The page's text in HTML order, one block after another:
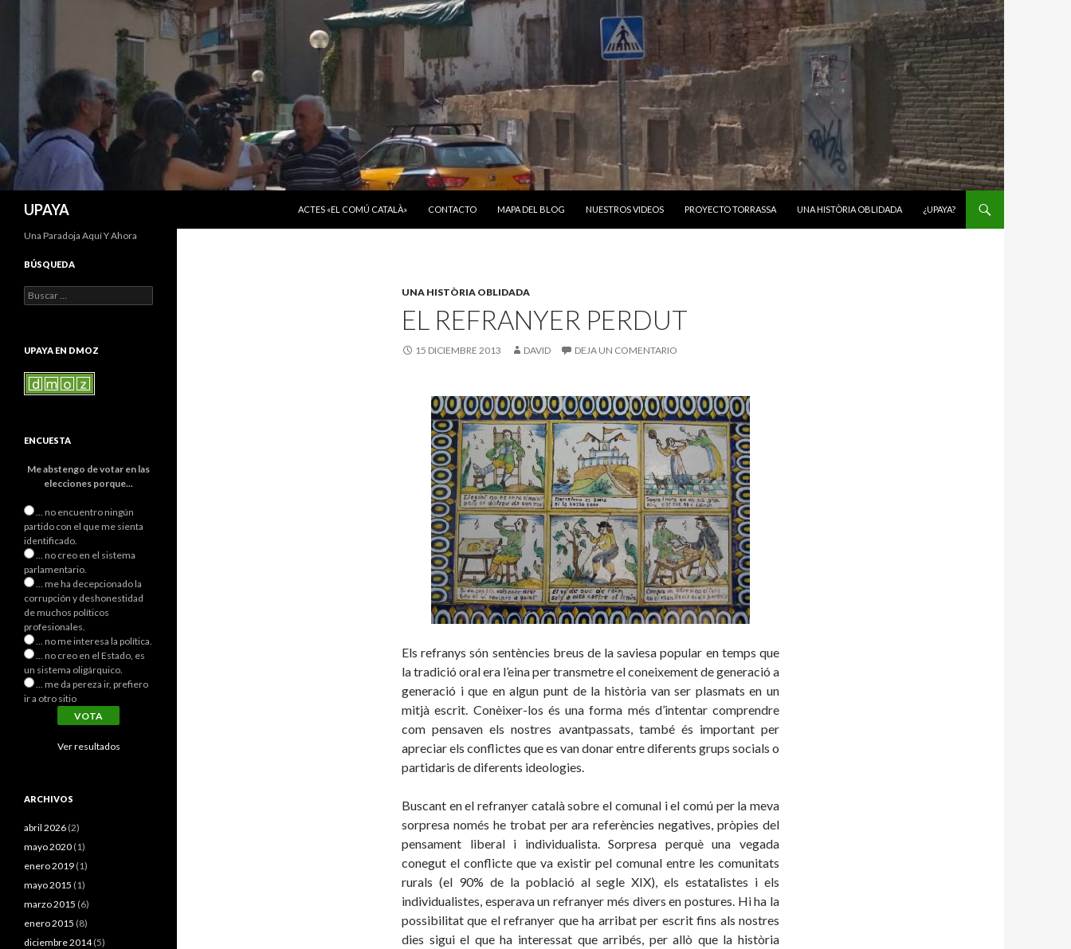
UPAYA
ACTES «EL COMÚ CATALÀ»
CONTACTO MAPA DEL BLOG NUESTROS VIDEOS PROYECTO TORRASSA UNA HISTÒRIA OBLIDADA ¿UPAYA?
UNA HISTÒRIA OBLIDADA
EL REFRANYER PERDUT
15 DICIEMBRE 2013 DAVID DEJA UN COMENTARIO
Els refranys són sentències breus de la saviesa popular en temps que
la tradició oral era l’eina per transmetre el coneixement de generació a
generació i que en algun punt de la història van ser plasmats en un
mitjà escrit. Conèixer-los és una forma més d’intentar comprendre
com pensaven els nostres avantpassats, també és important per
apreciar els conflictes que es van donar entre diferents grups socials o
partidaris de diferents ideologies.
Buscant en el refranyer català sobre el comunal i el comú per la meva
sorpresa només he trobat per ara referències negatives, pròpies del
pensament liberal i individualista. Sorpresa perquè una vegada
conegut el conflicte que va existir pel comunal entre les comunitats
rurals (el 90% de la població al segle XIX), els estatalistes i els
individualistes, esperava un refranyer més divers en postures. Hi ha la
possibilitat que el refranyer que ha arribat per escrit fins als nostres
dies sigui el que ha interessat que arribés, per allò que la història
Una Paradoja Aquí Y Ahora
BÚSQUEDA
Buscar:
UPAYA EN DMOZ
ENCUESTA
Me abstengo de votar en las
elecciones porque...
... no encuentro ningún
partido con el que me sienta
identificado.
... no creo en el sistema
parlamentario.
... me ha decepcionado la
corrupción y deshonestidad
de muchos políticos
profesionales.
... no me interesa la política.
... no creo en el Estado, es
un sistema oligárquico.
... me da pereza ir, prefiero
ir a otro sitio
Ver resultados
ARCHIVOS
abril 2026 (2)
mayo 2020 (1)
enero 2019 (1)
mayo 2015 (1)
marzo 2015 (6)
enero 2015 (8)
diciembre 2014(5)